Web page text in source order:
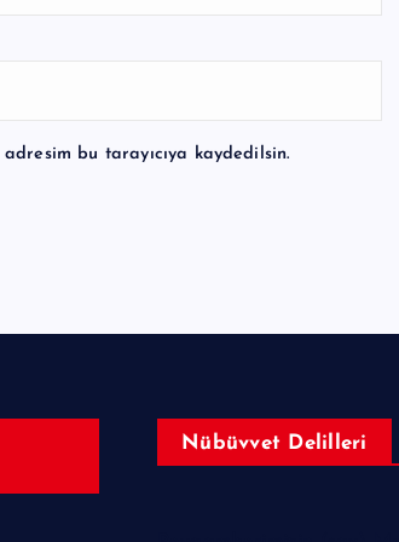
bu tarayıcıya kaydedilsin.
Nübüvvet Delilleri